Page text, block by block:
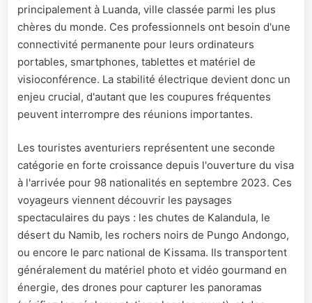
principalement à Luanda, ville classée parmi les plus
chères du monde. Ces professionnels ont besoin d'une
connectivité permanente pour leurs ordinateurs
portables, smartphones, tablettes et matériel de
visioconférence. La stabilité électrique devient donc un
enjeu crucial, d'autant que les coupures fréquentes
peuvent interrompre des réunions importantes.
Les touristes aventuriers représentent une seconde
catégorie en forte croissance depuis l'ouverture du visa
à l'arrivée pour 98 nationalités en septembre 2023. Ces
voyageurs viennent découvrir les paysages
spectaculaires du pays : les chutes de Kalandula, le
désert du Namib, les rochers noirs de Pungo Andongo,
ou encore le parc national de Kissama. Ils transportent
généralement du matériel photo et vidéo gourmand en
énergie, des drones pour capturer les panoramas